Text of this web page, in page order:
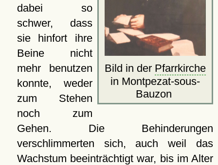
Bild in der Pfarrkirche
in Montpezat-sous-
Bauzon
dabei so
schwer, dass
sie hinfort ihre
Beine nicht
mehr benutzen
konnte, weder
zum Stehen
noch zum
Gehen. Die Behinderungen
verschlimmerten sich, auch weil das
Wachstum beeinträchtigt war, bis im Alter